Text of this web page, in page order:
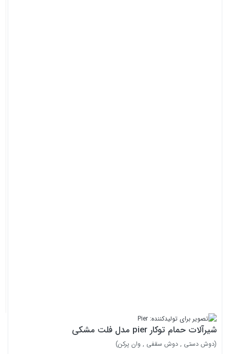
شیرآلات حمام توکار pier مدل فلت مشکی
(دوش دستی , دوش سقفی , وان پرکن)